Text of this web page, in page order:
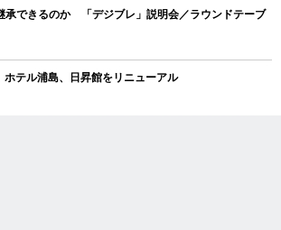
承できるのか 「デジブレ」説明会／ラウンドテーブ
テル浦島、日昇館をリニューアル